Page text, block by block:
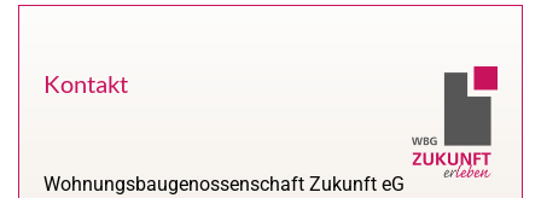
Kontakt
Wohnungsbaugenossenschaft Zukunft eG